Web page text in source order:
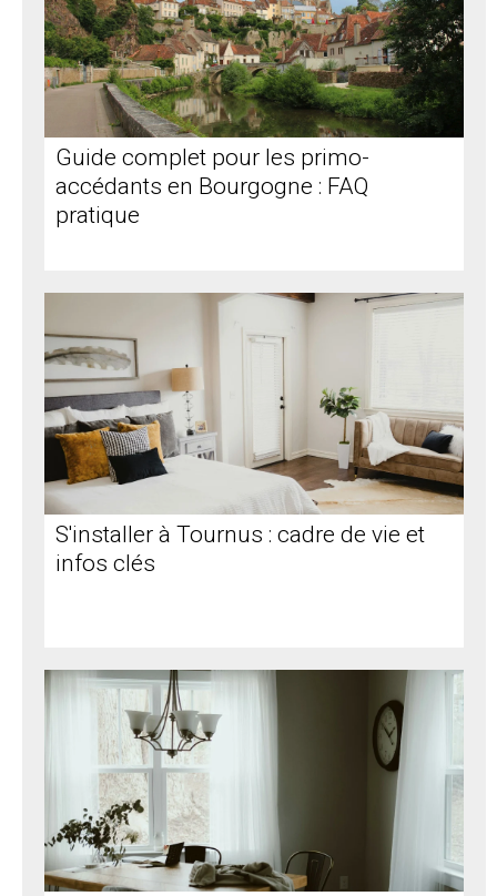
Guide complet pour les primo-
accédants en Bourgogne : FAQ
pratique
S'installer à Tournus : cadre de vie et
infos clés